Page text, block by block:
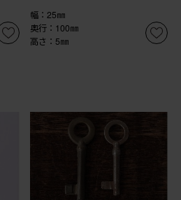
幅：25㎜
奥行：100㎜
高さ：5㎜